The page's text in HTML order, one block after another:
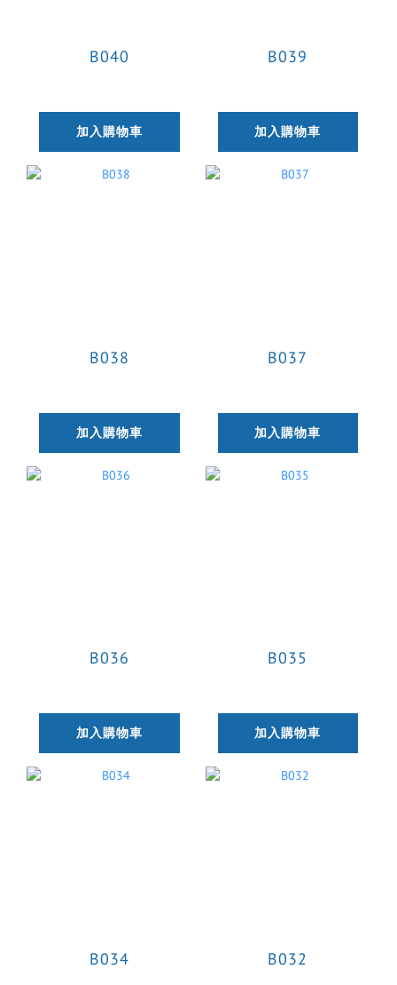
B040
加入購物車
B039
加入購物車
B038
加入購物車
B037
加入購物車
B036
加入購物車
B035
加入購物車
B034 B032